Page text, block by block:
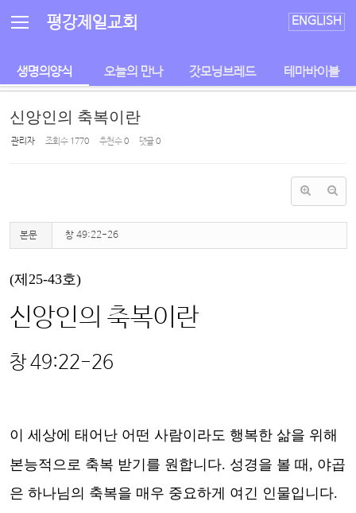
평강제일교회 ENGLISH
생명의양식 오늘의 만나 갓모닝브레드 테마바이블
신앙인의 축복이란
관리자 조회 수 1770 추천 수0 댓글0
본문 창 49:22-26
(제25-43호)
신앙인의 축복이란
창49:22-26
이 세상에 태어난 어떤 사람이라도 행복한 삶을 위해
본능적으로 축복 받기를 원합니다. 성경을 볼 때 , 야곱
은 하나님의 축복을 매우 중요하게 여긴 인물입니다.